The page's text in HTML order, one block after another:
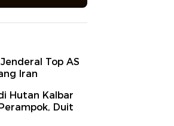
Top AS
Iran
Hutan Kalbar
Duit